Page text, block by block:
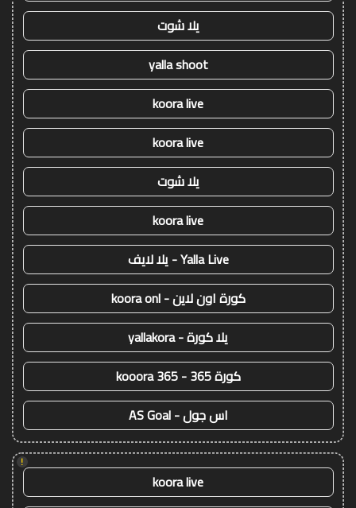
يلا شوت
yalla shoot
koora live
koora live
يلا شوت
koora live
Yalla Live - يلا لايف
كورة اون لاين - koora onl
يلا كورة - yallakora
كورة 365 - kooora 365
اس جول - AS Goal
!
koora live